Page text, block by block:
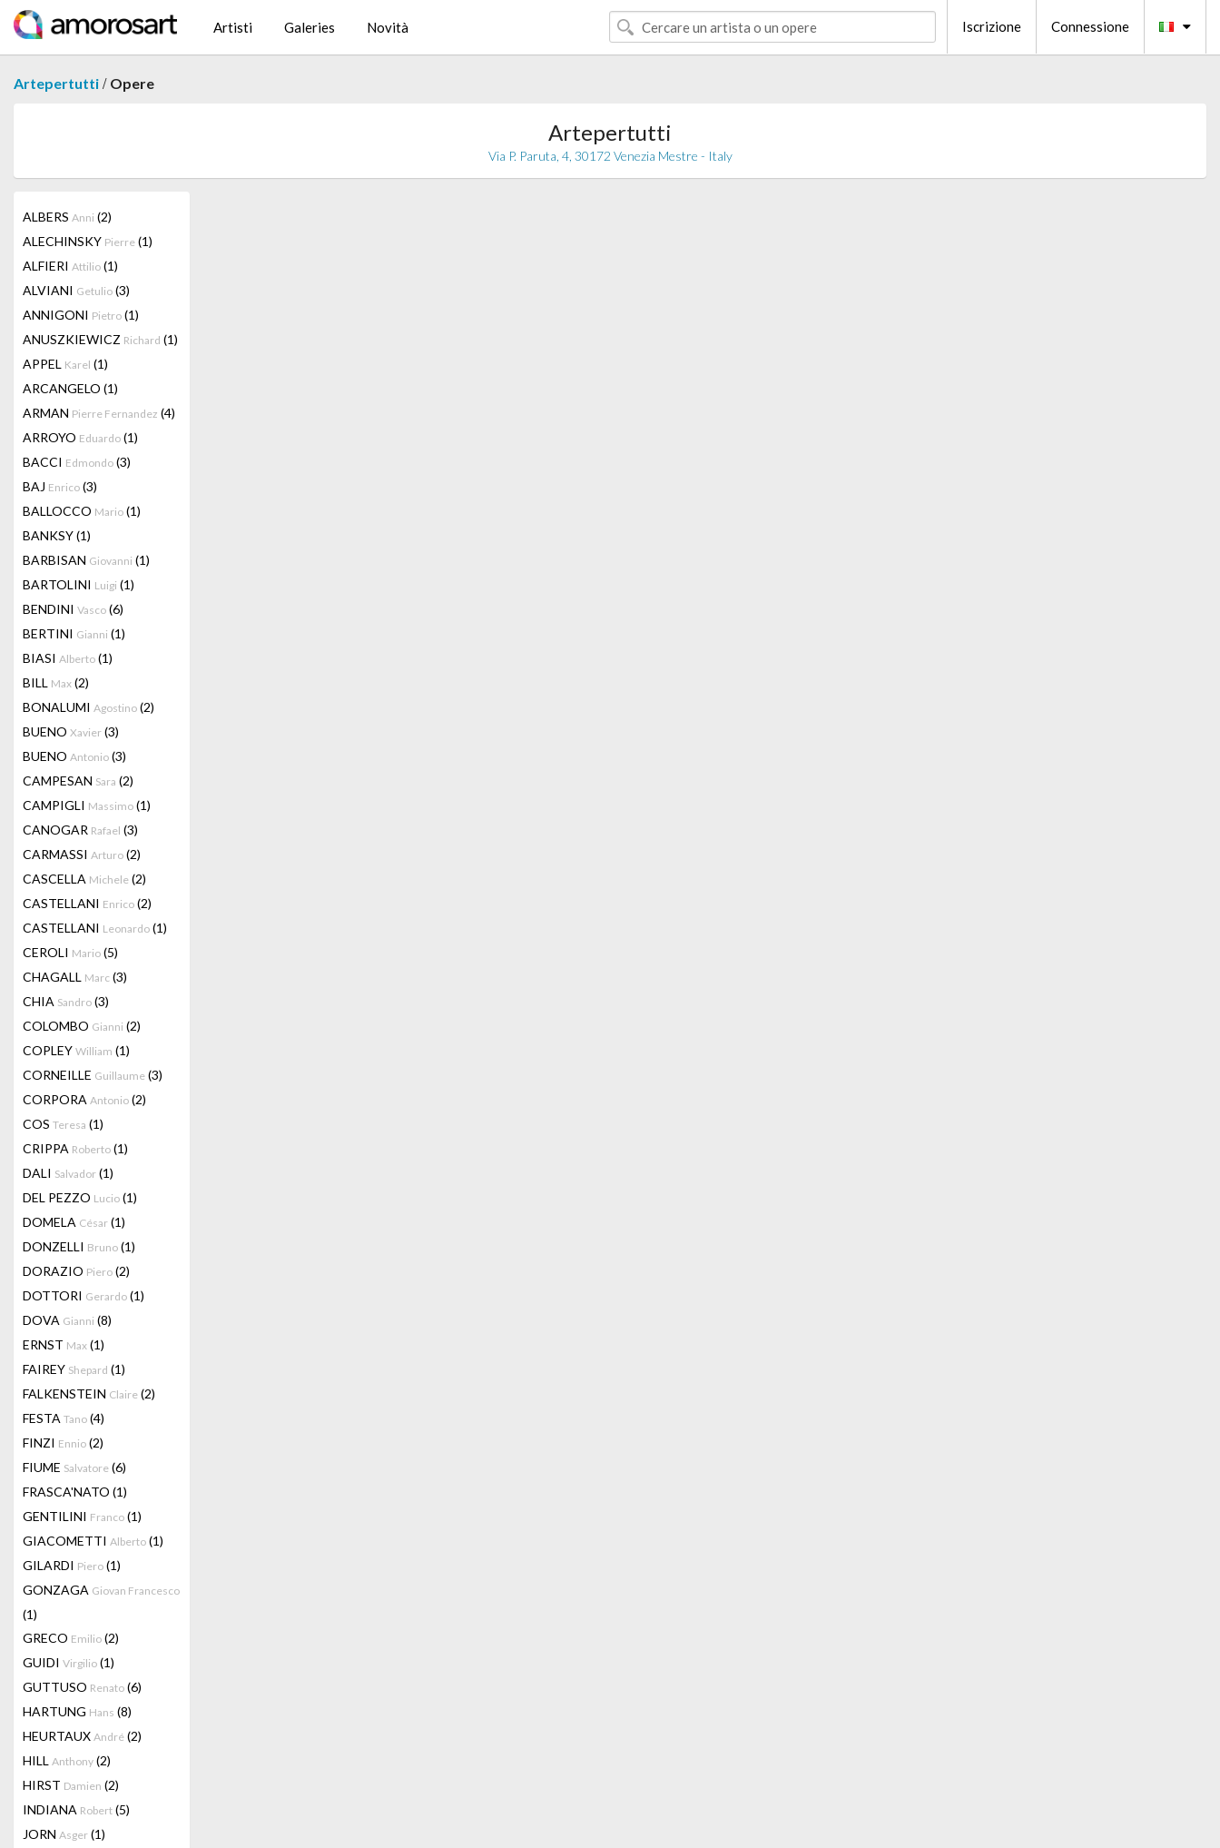
Artisti Galeries Novità Iscrizione Connessione
Artepertutti / Opere
Artepertutti
Via P. Paruta, 4, 30172 Venezia Mestre - Italy
ALBERS Anni (2)
ALECHINSKY Pierre (1)
ALFIERI Attilio (1)
ALVIANI Getulio (3)
ANNIGONI Pietro (1)
ANUSZKIEWICZ Richard (1)
APPEL Karel (1)
ARCANGELO (1)
ARMAN Pierre Fernandez (4)
ARROYO Eduardo (1)
BACCI Edmondo (3)
BAJ Enrico (3)
BALLOCCO Mario (1)
BANKSY(1)
BARBISAN Giovanni (1)
BARTOLINI Luigi (1)
BENDINI Vasco (6)
BERTINI Gianni (1)
BIASI Alberto (1)
BILL Max (2)
BONALUMI Agostino (2)
BUENO Xavier (3)
BUENO Antonio (3)
CAMPESAN Sara (2)
CAMPIGLI Massimo (1)
CANOGAR Rafael (3)
CARMASSI Arturo (2)
CASCELLA Michele (2)
CASTELLANI Enrico (2)
CASTELLANI Leonardo (1)
CEROLI Mario (5)
CHAGALL Marc (3)
CHIA Sandro (3)
COLOMBO Gianni (2)
COPLEY William (1)
CORNEILLE Guillaume (3)
CORPORA Antonio (2)
COS Teresa (1)
CRIPPA Roberto (1)
DALI Salvador (1)
DEL PEZZO Lucio (1)
DOMELA César (1)
DONZELLI Bruno (1)
DORAZIO Piero (2)
DOTTORI Gerardo (1)
DOVA Gianni (8)
ERNST Max (1)
FAIREY Shepard (1)
FALKENSTEIN Claire (2)
FESTA Tano (4)
FINZI Ennio (2)
FIUME Salvatore (6)
FRASCA'NATO (1)
GENTILINI Franco (1)
GIACOMETTI Alberto (1)
GILARDI Piero (1)
GONZAGA Giovan Francesco
(1)
GRECO Emilio (2)
GUIDI Virgilio (1)
GUTTUSO Renato (6)
HARTUNG Hans (8)
HEURTAUX André (2)
HILL Anthony (2)
HIRST Damien (2)
INDIANA Robert (5)
JORN Asger (1)